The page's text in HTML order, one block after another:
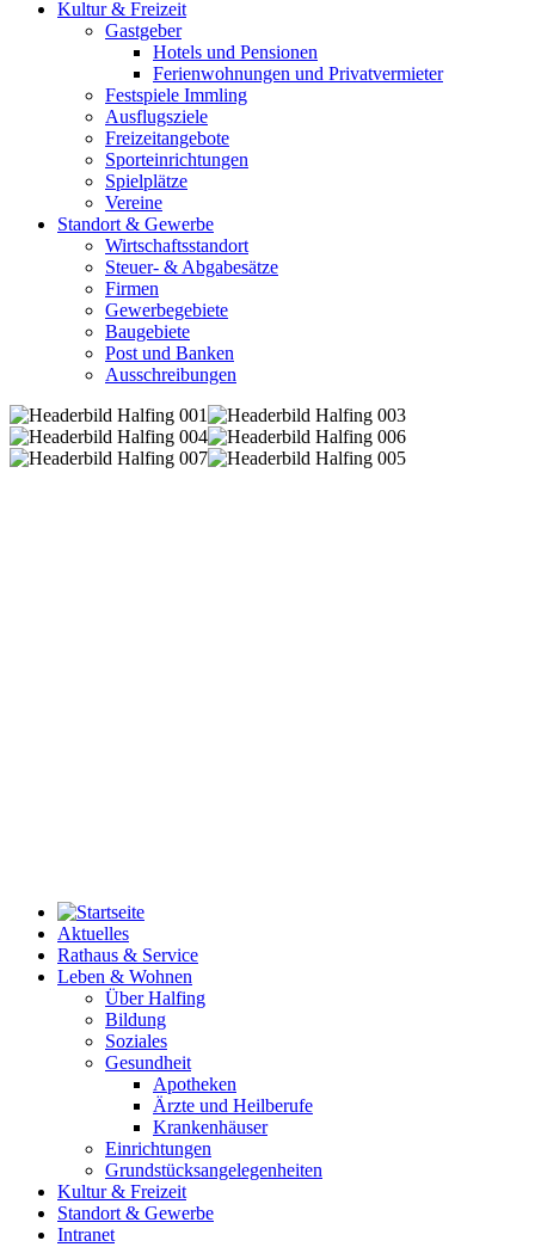
Kultur & Freizeit
Gastgeber
Hotels und Pensionen
Ferienwohnungen und Privatvermieter
Festspiele Immling
Ausflugsziele
Freizeitangebote
Sporteinrichtungen
Spielplätze
Vereine
Standort & Gewerbe
Wirtschaftsstandort
Steuer- & Abgabesätze
Firmen
Gewerbegebiete
Baugebiete
Post und Banken
Ausschreibungen
Aktuelles
Rathaus & Service
Leben & Wohnen
Über Halfing
Bildung
Soziales
Gesundheit
Apotheken
Ärzte und Heilberufe
Krankenhäuser
Einrichtungen
Grundstücksangelegenheiten
Kultur & Freizeit
Standort & Gewerbe
Intranet